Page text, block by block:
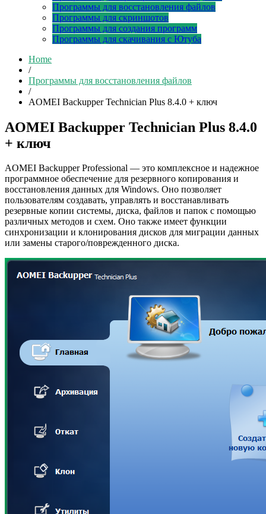
Программы для восстановления файлов
Программы для скриншотов
Программы для создания программ
Программы для скачивания с Ютуба
Home
/
Программы для восстановления файлов
/
AOMEI Backupper Technician Plus 8.4.0 + ключ
AOMEI Backupper Technician Plus 8.4.0
+ ключ
AOMEI Backupper Professional — это комплексное и надежное
программное обеспечение для резервного копирования и
восстановления данных для Windows. Оно позволяет
пользователям создавать, управлять и восстанавливать
резервные копии системы, диска, файлов и папок с помощью
различных методов и схем. Оно также имеет функции
синхронизации и клонирования дисков для миграции данных
или замены старого/поврежденного диска.